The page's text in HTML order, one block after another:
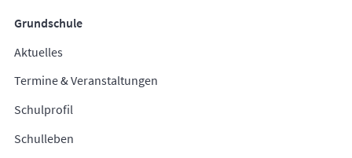
Grundschule
Aktuelles
Termine & Veranstaltungen
Schulprofil
Schulleben